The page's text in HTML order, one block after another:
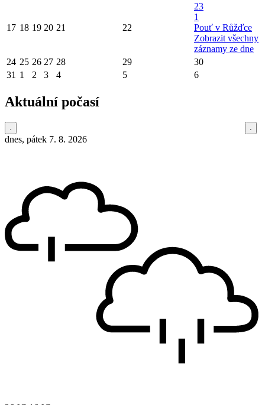
17 18 19 20 21 22
23
1
Pouť v Růžďce
Zobrazit všechny
záznamy ze dne
24 25 26 27 28 29
30
31 1 2 3 4 5 6
Aktuální počasí
dnes, pátek 7. 8. 2026